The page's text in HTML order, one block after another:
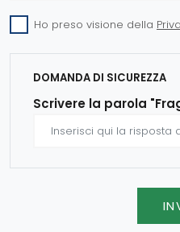
Ho preso visione della
DOMANDA DI SICUREZZA
Scrivere la parola